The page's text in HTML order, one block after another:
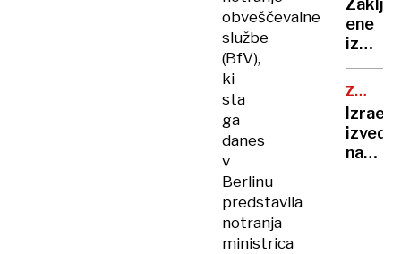
obveščevalne
službe
(BfV),
ki
sta
ga
danes
v
Berlinu
predstavila
notranja
ministrica
je
pela,
Robert
Golob
uplenil
ene
izmed
akcij,
našli
ZRAČNI
NAPAD
Izrael
izvedel
napad